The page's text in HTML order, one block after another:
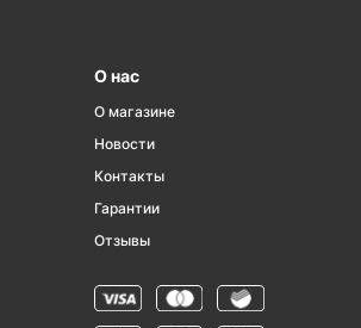
О нас
О магазине
Новости
Контакты
Гарантии
Отзывы